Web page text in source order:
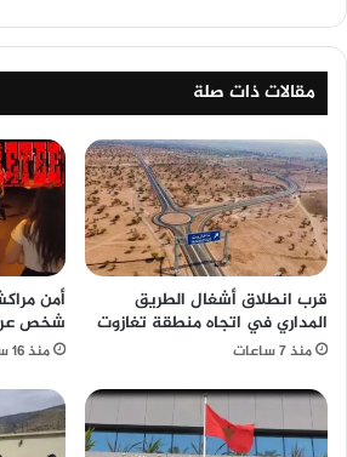
مقالات ذات صلة
قرب انطلاق أشغال الطريق
المداري في اتجاه منطقة تغازوت
منذ 7 ساعات
أمن
شخص
منذ 16 ساعة